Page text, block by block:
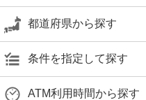
都道府県から探す
条件を指定して探す
ATM利用時間から探す